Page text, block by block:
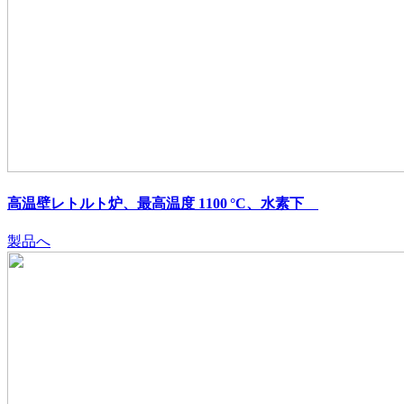
高温壁レトルト炉、最高温度 1100 °C、水素下
製品へ